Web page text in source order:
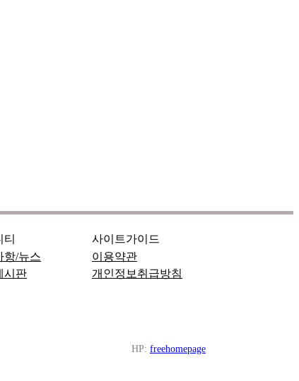
항/뉴스
시판
사이트가이드
이용약관
개인정보취급방침
HP: freehomepage